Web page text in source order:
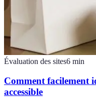
Évaluation des sites6 min
Comment facilement
accessible